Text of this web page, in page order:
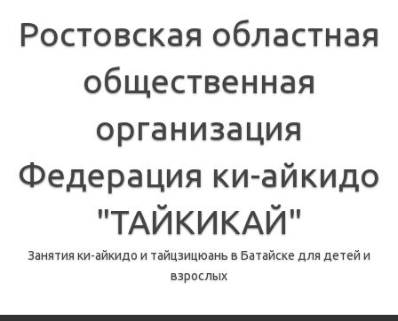
содержимому
Ростовская областная
общественная
организация
Федерация ки-айкидо
"ТАЙКИКАЙ"
Занятия ки-айкидо и тайцзицюань в Батайске для детей и
взрослых